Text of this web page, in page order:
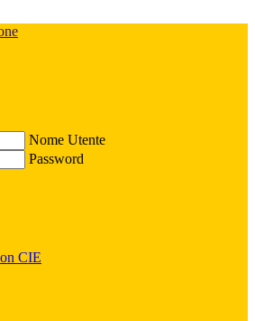
Nome Utente
Password
CIE